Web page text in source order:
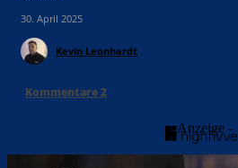
30. April 2025
Kevin Leonhardt
Kommentare2
- Anzeige -